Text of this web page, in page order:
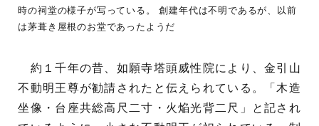
時の祠堂の様子が写っている。 創建年代は不明であるが、以前
は茅葺き屋根のお堂であったようだ
約１千年の昔、如願寺塔頭威性院により、金引山
不動明王尊が勧請されたと伝えられている。「木造
坐像・台座共総高尺二寸・火焔光背二尺」と記され